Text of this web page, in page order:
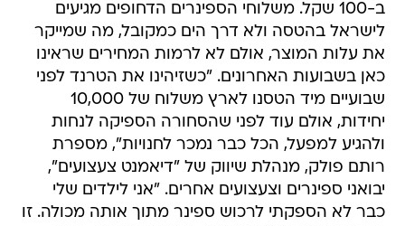
ב-100 שקל. משלוחי הספינרים הדחופים מגיעים
לישראל בהטסה ולא דרך הים כמקובל, מה שמייקר
את עלות המוצר, אולם לא לרמות המחירים שראינו
כאן בשבועות האחרונים. "כשזיהינו את הטרנד לפני
שבועיים מיד הטסנו לארץ משלוח של 10,000
יחידות, אולם עוד לפני שהסחורה הספיקה לנחות
ולהגיע למפעל, הכל כבר נמכר לחנויות", מספרת
רותם פולק, מנהלת שיווק של "דיאמנט צעצועים",
יבואני ספינרים וצעצועים אחרים. "אני לילדים שלי
כבר לא הספקתי לרכוש ספינר מתוך אותה מכולה. זו